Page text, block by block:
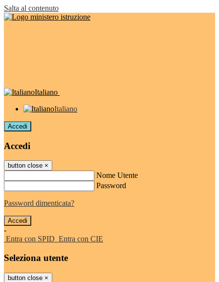
Salta al contenuto
Italiano
Italiano
Accedi
Accedi
button close ×
Nome Utente
Password
Password dimenticata?
-
Entra con SPID Entra con CIE
Seleziona utente
button close ×